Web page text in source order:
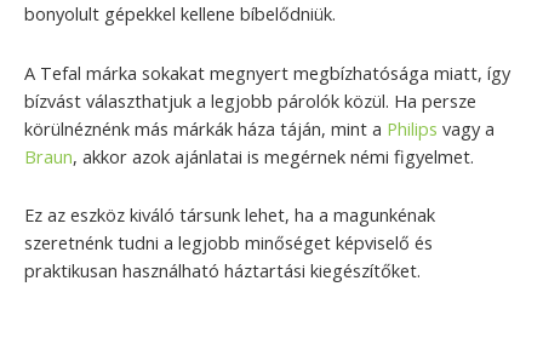
bonyolult gépekkel kellene bíbelődniük.
A Tefal márka sokakat megnyert megbízhatósága miatt, így
bízvást választhatjuk a legjobb párolók közül. Ha persze
körülnéznénk más márkák háza táján, mint a Philips vagy a
Braun, akkor azok ajánlatai is megérnek némi figyelmet.
Ez az eszköz kiváló társunk lehet, ha a magunkénak
szeretnénk tudni a legjobb minőséget képviselő és
praktikusan használható háztartási kiegészítőket.